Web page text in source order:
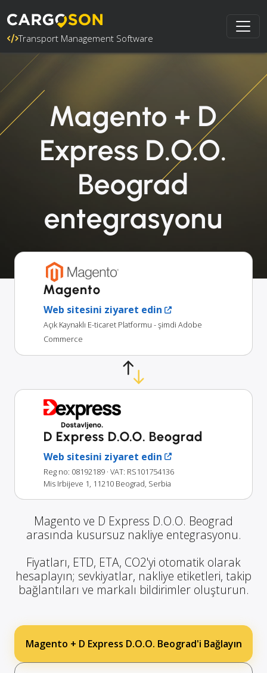
Transport Management Software
Magento + D
Express D.O.O.
Beograd
entegrasyonu
Magento
Web sitesini ziyaret edin
Açık Kaynaklı E-ticaret Platformu - şimdi Adobe
Commerce
D Express D.O.O. Beograd
Web sitesini ziyaret edin
Reg no: 08192189 · VAT: RS101754136
Mis Irbijeve 1, 11210 Beograd, Serbia
Magento ve D Express D.O.O. Beograd
arasında kusursuz nakliye entegrasyonu.
Fiyatları, ETD, ETA, CO2'yi otomatik olarak
hesaplayın; sevkiyatlar, nakliye etiketleri, takip
bağlantıları ve markalı bildirimler oluşturun.
Magento + D Express D.O.O. Beograd'i Bağlayın